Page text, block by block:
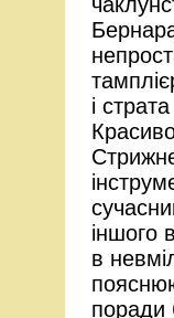
і
іншого
в
поради